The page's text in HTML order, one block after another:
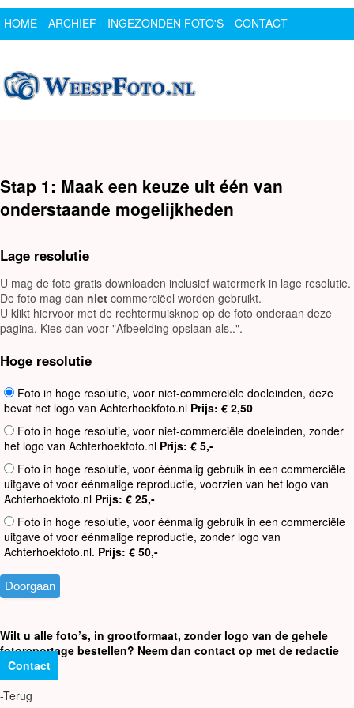
HOME ARCHIEF INGEZONDEN FOTO'S
CONTACT
Stap 1: Maak een keuze uit één van
onderstaande mogelijkheden
Lage resolutie
U mag de foto gratis downloaden inclusief watermerk in lage resolutie.
De foto mag dan niet commerciëel worden gebruikt.
U klikt hiervoor met de rechtermuisknop op de foto onderaan deze
pagina. Kies dan voor "Afbeelding opslaan als..".
Hoge resolutie
Foto in hoge resolutie, voor niet-commerciële doeleinden, deze
bevat het logo van Achterhoekfoto.nl Prijs: € 2,50
Foto in hoge resolutie, voor niet-commerciële doeleinden, zonder
het logo van Achterhoekfoto.nl Prijs: € 5,-
Foto in hoge resolutie, voor éénmalig gebruik in een commerciële
uitgave of voor éénmalige reproductie, voorzien van het logo van
Achterhoekfoto.nl Prijs: € 25,-
Foto in hoge resolutie, voor éénmalig gebruik in een commerciële
uitgave of voor éénmalige reproductie, zonder logo van
Achterhoekfoto.nl. Prijs: € 50,-
Wilt u alle foto’s, in grootformaat, zonder logo van de gehele
fotoreportage bestellen? Neem dan contact op met de redactie
Contact
-Terug